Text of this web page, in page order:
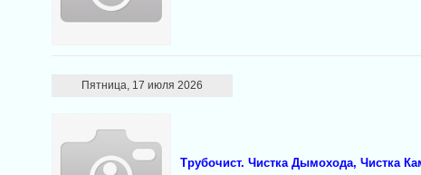
Пятница, 17 июля 2026
Трубочист. Чистка Дымохода, Чистка